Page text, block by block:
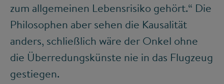
zum allgemeinen Lebensrisiko gehört.“ Die
Philosophen aber sehen die Kausalität
anders, schließlich wäre der Onkel ohne
die Überredungskünste nie in das Flugzeug
gestiegen.